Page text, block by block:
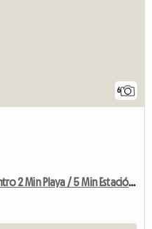
6
Menton Encanto 2 Habitaciones Centro 2 Min Playa / 5 Min Estación De Tren